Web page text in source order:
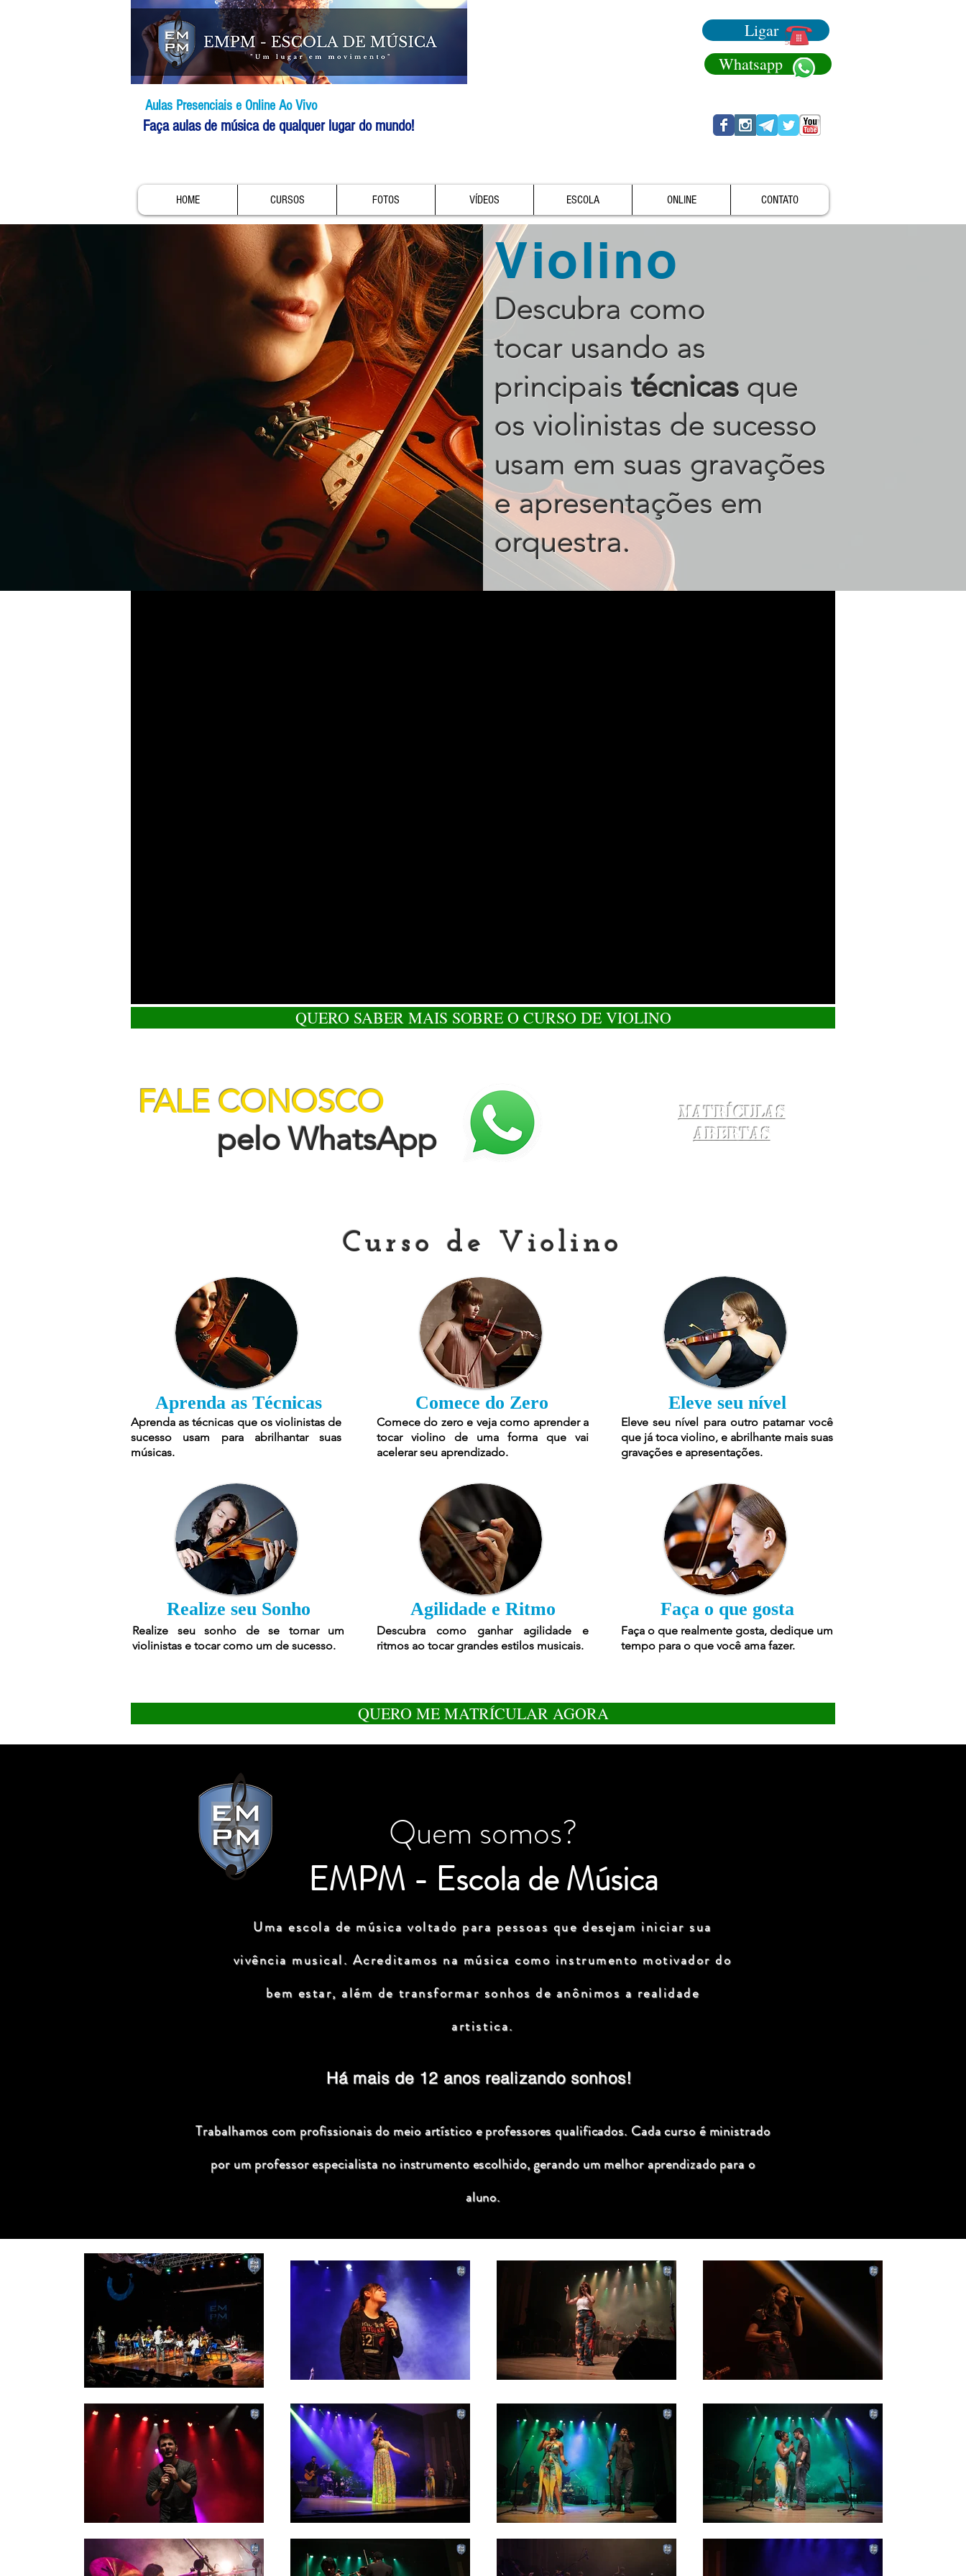
Ligar
Whatsapp
Aulas Presenciais e Online Ao Vivo
Faça aulas de música de qualquer lugar do mundo!
HOME CURSOS FOTOS VÍDEOS ESCOLA ONLINE CONTATO
Violino
Descubra como
tocar usando as
principaistécnicas que
os violinistas de sucesso
usam em suas gravações
e apresentações em
orquestra.
QUERO SABER MAIS SOBRE O CURSO DE VIOLINO
FALE CONOSCO
pelo WhatsApp
Matrículas
Abertas
Curso de Violino
Aprenda as Técnicas
Aprenda as técnicas que os violinistas de
sucesso usam para abrilhantar suas
músicas.
Realize seu Sonho
Realize seu sonho de se tornar um
violinistas e tocar como um de sucesso.
Comece do Zero
Comece do zero e veja como aprender a
tocar violino de uma forma que vai
acelerar seu aprendizado.
Agilidade e Ritmo
Descubra como ganhar agilidade e
ritmos ao tocar grandes estilos musicais.
Eleve seu nível
Eleve seu nível para outro patamar você
que já toca violino, e abrilhante mais suas
gravações e apresentações.
Faça o que gosta
Faça o que realmente gosta, dedique um
tempo para o que você ama fazer.
QUERO ME MATRÍCULAR AGORA
Quem somos?
EMPM - Escola de Música
Uma escola de música voltado para pessoas que desejam iniciar sua
vivência musical. Acreditamos na música como instrumento motivador do
bem estar, além de transformar sonhos de anônimos a realidade
artistica.
Há mais de 12 anos realizando sonhos!
Trabalhamos com profissionais do meio artístico e professores qualificados. Cada curso é ministrado
por um professor especialista no instrumento escolhido, gerando um melhor aprendizado para o
aluno.